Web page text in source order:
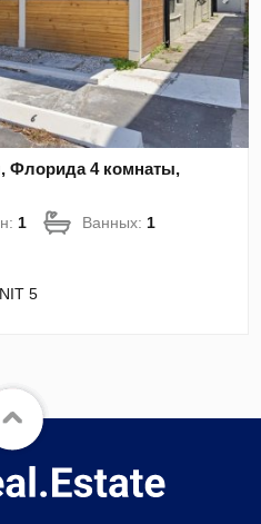
Флорида 4 комнаты,
1 Ванных: 1
5